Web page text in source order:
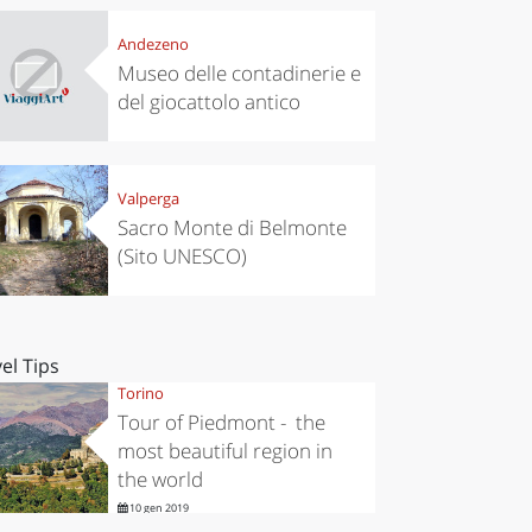
Andezeno
Museo delle contadinerie e
del giocattolo antico
Valperga
Sacro Monte di Belmonte
(Sito UNESCO)
Tips
Torino
Tour of Piedmont - the
most beautiful region in
the world
10 gen 2019